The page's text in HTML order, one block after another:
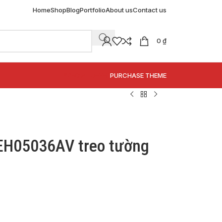
HomeShopBlogPortfolioAbout usContact us
0 ₫
PURCHASE THEME
treo tường